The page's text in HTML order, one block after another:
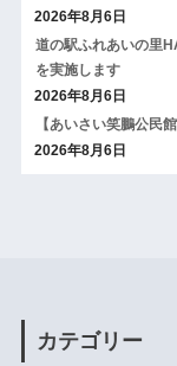
2026年8月6日
道の駅ふれあいの里
を実施します
2026年8月6日
【あいさい笑鵬公民
2026年8月6日
カテゴリー